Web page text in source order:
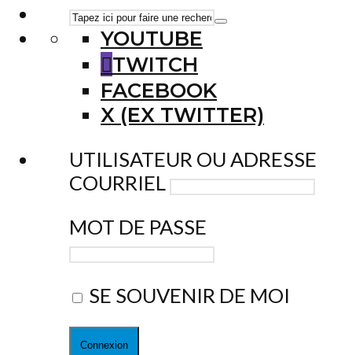
YOUTUBE
TWITCH
FACEBOOK
X (EX TWITTER)
UTILISATEUR OU ADRESSE
COURRIEL
MOT DE PASSE
SE SOUVENIR DE MOI